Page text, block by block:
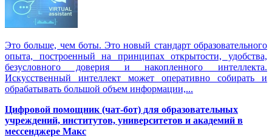
Это больше, чем боты. Это новый стандарт образовательного
опыта, построенный на принципах открытости, удобства,
безусловного доверия и накопленного интеллекта.
Искусственный интеллект может оперативно собирать и
обрабатывать большой объем информации,...
Цифровой помощник (чат-бот) для образовательных
учреждений, институтов, университетов и академий в
мессенджере Макс